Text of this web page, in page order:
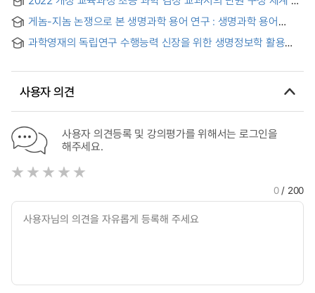
Organization and Inquiry Activities in Authorized
Elementary Science Textbooks under the 2022 Revised
Curriculum - Focusing on the Life Science Domain -
게놈-지놈 논쟁으로 본 생명과학 용어 연구 : 생명과학 용어
과학영재의 독립연구 수행능력 신장을 위한 생명정보학 활용
development and application of teaching-learning
사용자 의견
사용자 의견등록 및 강의평가를 위해서는 로그인을
해주세요.
0/ 200